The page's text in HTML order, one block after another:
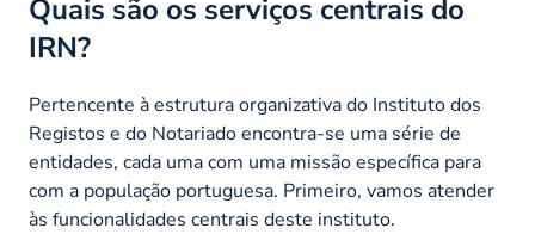
Quais são os serviços centrais do
IRN?
Pertencente à estrutura organizativa do Instituto dos
Registos e do Notariado encontra-se uma série de
entidades, cada uma com uma missão específica para
com a população portuguesa. Primeiro, vamos atender
às funcionalidades centrais deste instituto.